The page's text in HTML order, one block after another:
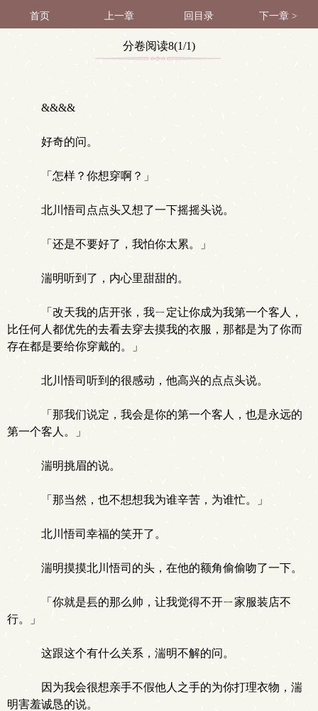
首页 上一章 回目录 下一章 >
分卷阅读8(1/1)
&&&&
好奇的问。
「怎样？你想穿啊？」
北川悟司点点头又想了一下摇摇头说。
「还是不要好了，我怕你太累。」
湍明听到了，内心里甜甜的。
「改天我的店开张，我ㄧ定让你成为我第一个客人，
比任何人都优先的去看去穿去摸我的衣服，那都是为了你而
存在都是要给你穿戴的。」
北川悟司听到的很感动，他高兴的点点头说。
「那我们说定，我会是你的第一个客人，也是永远的
第一个客人。」
湍明挑眉的说。
「那当然，也不想想我为谁辛苦，为谁忙。」
北川悟司幸福的笑开了。
湍明摸摸北川悟司的头，在他的额角偷偷吻了一下。
「你就是镸的那么帅，让我觉得不开ㄧ家服装店不
行。」
这跟这个有什么关系，湍明不解的问。
因为我会很想亲手不假他人之手的为你打理衣物，湍
明害羞诚恳的说。